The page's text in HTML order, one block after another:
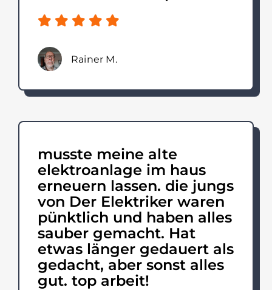
Rainer M.
musste meine alte
elektroanlage im haus
erneuern lassen. die jungs
von Der Elektriker waren
pünktlich und haben alles
sauber gemacht. Hat
etwas länger gedauert als
gedacht, aber sonst alles
gut. top arbeit!